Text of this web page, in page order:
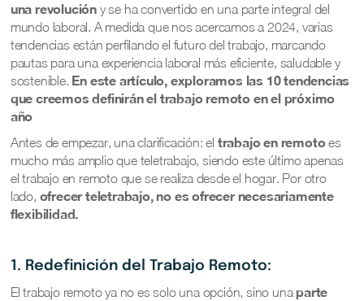
una revolución y se ha convertido en una parte integral del
mundo laboral. A medida que nos acercamos a 2024, varias
tendencias están perfilando el futuro del trabajo, marcando
pautas para una experiencia laboral más eficiente, saludable y
sostenible. En este artículo, exploramos las 10 tendencias
que creemos definirán el trabajo remoto en el próximo
año
Antes de empezar, una clarificación: el trabajo en remoto es
mucho más amplio que teletrabajo, siendo este último apenas
el trabajo en remoto que se realiza desde el hogar. Por otro
lado, ofrecer teletrabajo, no es ofrecer necesariamente
flexibilidad.
1. Redefinición del Trabajo Remoto:
El trabajo remoto ya no es solo una opción, sino una parte